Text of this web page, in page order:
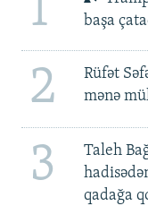
1
başa
2
Rüfət
mənə
3
Taleh
qadağa